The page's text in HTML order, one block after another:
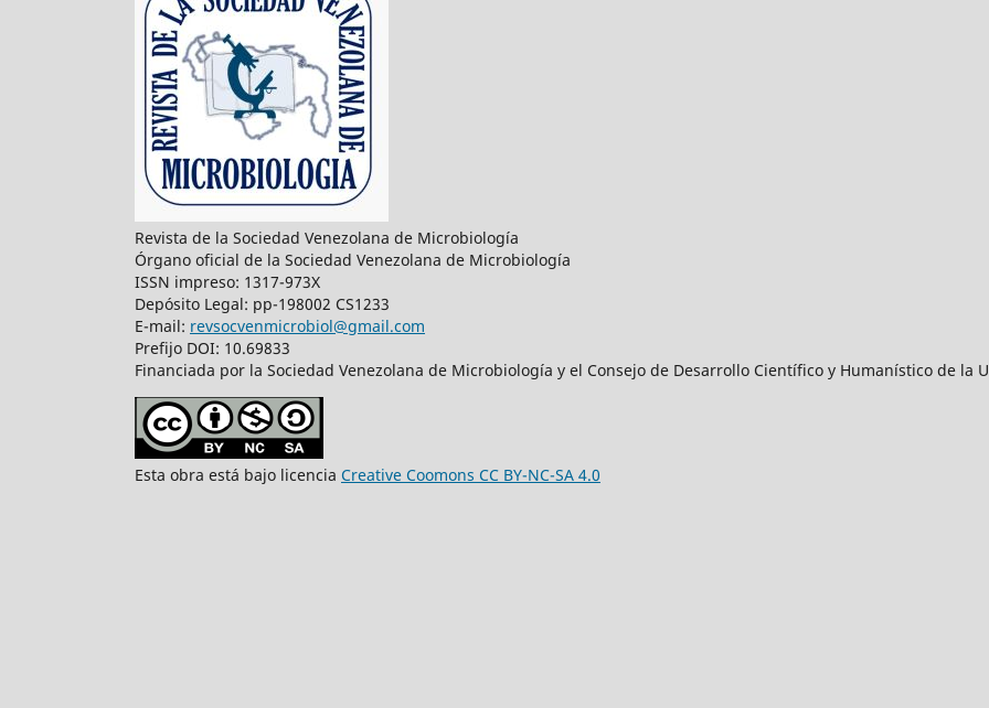
Revista de la Sociedad Venezolana de Microbiología
Órgano oficial de la Sociedad Venezolana de Microbiología
ISSN impreso: 1317-973X
Depósito Legal: pp-198002 CS1233
E-mail: revsocvenmicrobiol@gmail.com
Prefijo DOI: 10.69833
Financiada por la Sociedad Venezolana de Microbiología y el Consejo de Desarrollo Científico y Humanístico de la
Esta obra está bajo licencia Creative Coomons CC BY-NC-SA 4.0